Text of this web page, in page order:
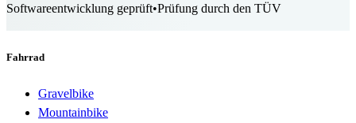
Softwareentwicklung geprüft•Prüfung durch den TÜV
Fahrrad
Gravelbike
Mountainbike